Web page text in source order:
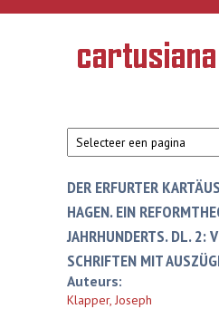
Overslaan en naar de inhoud gaan
Geschiedenis
van de
DER ERFURTER
HAGEN. EIN
JAHRHUNDERTS. DL. 2:
SCHRIFTEN MIT
Auteurs:
Klapper, Joseph